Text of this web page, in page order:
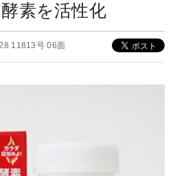
素を活性化
11813号 06面